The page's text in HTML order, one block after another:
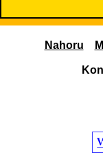
Nahoru